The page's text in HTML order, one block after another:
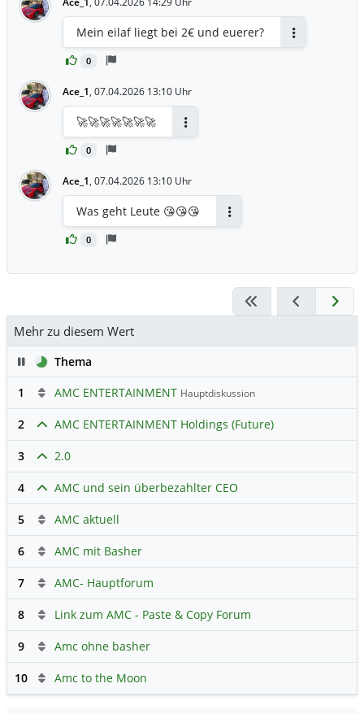
0
Mein eilaf liegt bei 2€ und euerer?
Ace_1, 07.04.2026 13:10 Uhr
0
🚀🚀🚀🚀🚀🚀🚀
Ace_1, 07.04.2026 13:10 Uhr
0
Was geht Leute 😘😘😘
Mehr zu diesem Wert
PauseThema
1
AMC ENTERTAINMENT Hauptdiskussion
2 AMC ENTERTAINMENT Holdings (Future)
3 2.0
4 AMC und sein überbezahlter CEO
5 AMC aktuell
6 AMC mit Basher
7 AMC- Hauptforum
8 Link zum AMC - Paste & Copy Forum
9 Amc ohne basher
10 Amc to the Moon